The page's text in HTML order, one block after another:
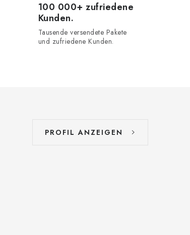
100 000+ zufriedene
Kunden.
Tausende versendete Pakete
und zufriedene Kunden.
PROFIL ANZEIGEN